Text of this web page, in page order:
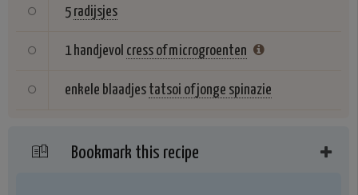
5 radijsjes
1 handjevol cress of microgroenten
enkele blaadjes tatsoi of jonge spinazie
Bookmark this recipe